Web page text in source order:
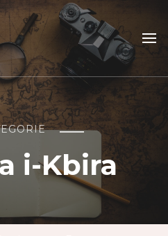
i-Kbira